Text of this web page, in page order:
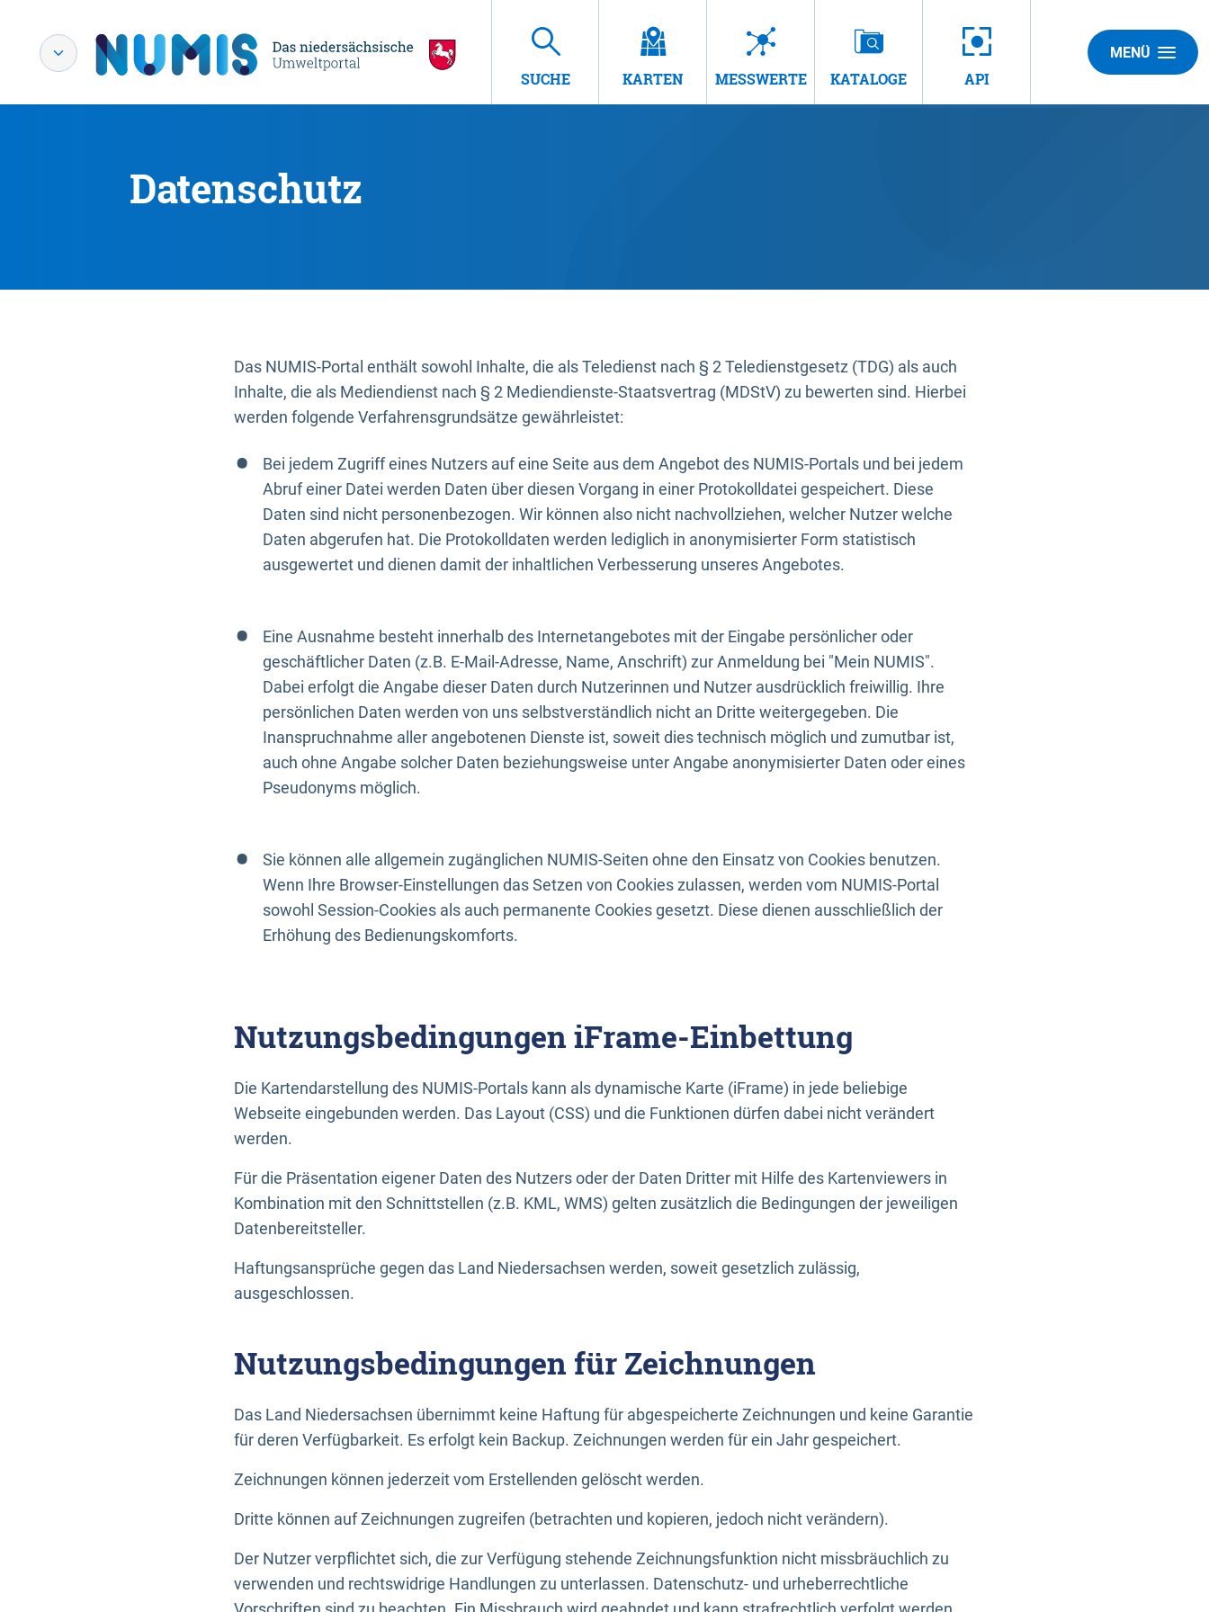
SUCHE KARTEN MESSWERTE KATALOGE API
MENÜ
Datenschutz
Das NUMIS-Portal enthält sowohl Inhalte, die als Teledienst nach § 2 Teledienstgesetz (TDG) als auch
Inhalte, die als Mediendienst nach § 2 Mediendienste-Staatsvertrag (MDStV) zu bewerten sind. Hierbei
werden folgende Verfahrensgrundsätze gewährleistet:
Bei jedem Zugriff eines Nutzers auf eine Seite aus dem Angebot des NUMIS-Portals und bei jedem
Abruf einer Datei werden Daten über diesen Vorgang in einer Protokolldatei gespeichert. Diese
Daten sind nicht personenbezogen. Wir können also nicht nachvollziehen, welcher Nutzer welche
Daten abgerufen hat. Die Protokolldaten werden lediglich in anonymisierter Form statistisch
ausgewertet und dienen damit der inhaltlichen Verbesserung unseres Angebotes.
Eine Ausnahme besteht innerhalb des Internetangebotes mit der Eingabe persönlicher oder
geschäftlicher Daten (z.B. E-Mail-Adresse, Name, Anschrift) zur Anmeldung bei "Mein NUMIS".
Dabei erfolgt die Angabe dieser Daten durch Nutzerinnen und Nutzer ausdrücklich freiwillig. Ihre
persönlichen Daten werden von uns selbstverständlich nicht an Dritte weitergegeben. Die
Inanspruchnahme aller angebotenen Dienste ist, soweit dies technisch möglich und zumutbar ist,
auch ohne Angabe solcher Daten beziehungsweise unter Angabe anonymisierter Daten oder eines
Pseudonyms möglich.
Sie können alle allgemein zugänglichen NUMIS-Seiten ohne den Einsatz von Cookies benutzen.
Wenn Ihre Browser-Einstellungen das Setzen von Cookies zulassen, werden vom NUMIS-Portal
sowohl Session-Cookies als auch permanente Cookies gesetzt. Diese dienen ausschließlich der
Erhöhung des Bedienungskomforts.
Nutzungsbedingungen iFrame-Einbettung
Die Kartendarstellung des NUMIS-Portals kann als dynamische Karte (iFrame) in jede beliebige
Webseite eingebunden werden. Das Layout (CSS) und die Funktionen dürfen dabei nicht verändert
werden.
Für die Präsentation eigener Daten des Nutzers oder der Daten Dritter mit Hilfe des Kartenviewers in
Kombination mit den Schnittstellen (z.B. KML, WMS) gelten zusätzlich die Bedingungen der jeweiligen
Datenbereitsteller.
Haftungsansprüche gegen das Land Niedersachsen werden, soweit gesetzlich zulässig,
ausgeschlossen.
Nutzungsbedingungen für Zeichnungen
Das Land Niedersachsen übernimmt keine Haftung für abgespeicherte Zeichnungen und keine Garantie
für deren Verfügbarkeit. Es erfolgt kein Backup. Zeichnungen werden für ein Jahr gespeichert.
Zeichnungen können jederzeit vom Erstellenden gelöscht werden.
Dritte können auf Zeichnungen zugreifen (betrachten und kopieren, jedoch nicht verändern).
Der Nutzer verpflichtet sich, die zur Verfügung stehende Zeichnungsfunktion nicht missbräuchlich zu
verwenden und rechtswidrige Handlungen zu unterlassen. Datenschutz- und urheberrechtliche